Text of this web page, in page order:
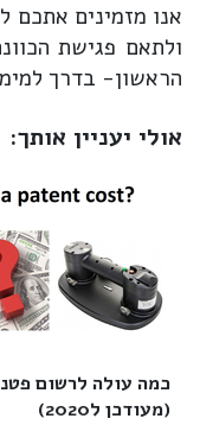
אנו מזמינים אתכם
ולתאם פגישת
הראשון- בדרך
אולי יעניין אותך:
כמה עולה לרשום
(מעודכן ל2020)‎